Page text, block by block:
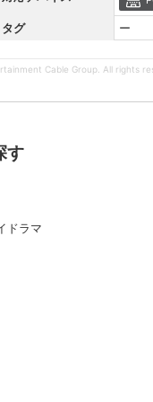
タグ ー
Cable Group. All rights
す
ドラマ